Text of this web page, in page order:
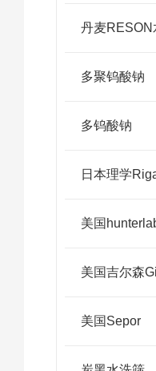
多聚钨酸钠
多钨酸钠
日本理学
美国
美国吉尔森
美国Sepor